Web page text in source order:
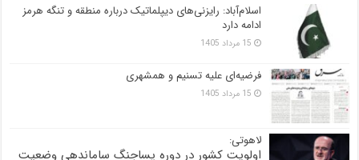
اسلام‌آباد: رایزنی‌های دیپلماتیک درباره منطقه و تنگه هرمز
ادامه دارد
15 مرداد 1405
فرضیه‌ای علیه تسنیم و همشهری
15 مرداد 1405
لاهوتی:
اولویت کشور در دوره پساجنگ ساماندهی وضعیت